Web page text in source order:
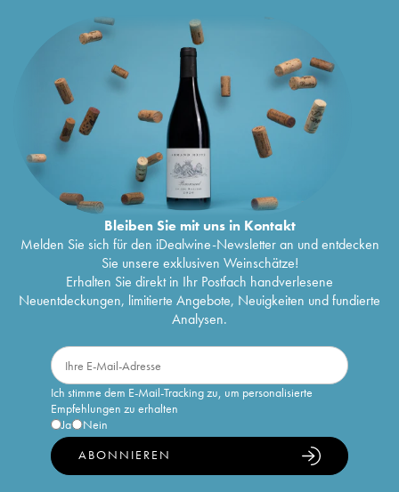
Bleiben Sie mit uns in Kontakt
Melden Sie sich für den iDealwine-Newsletter an und entdecken
Sie unsere exklusiven Weinschätze!
Erhalten Sie direkt in Ihr Postfach handverlesene
Neuentdeckungen, limitierte Angebote, Neuigkeiten und fundierte
Analysen.
Ich stimme dem E-Mail-Tracking zu, um personalisierte
Empfehlungen zu erhalten
Ja
Nein
ABONNIEREN